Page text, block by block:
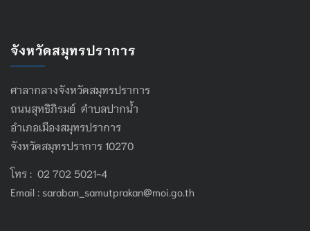
จังหวัดสมุทรปราการ
ศาลากลางจังหวัดสมุทรปราการ
ถนนสุทธิภิรมย์ ตำบลปากน้ำ
อำเภอเมืองสมุทรปราการ
จังหวัดสมุทรปราการ 10270
โทร : 02 702 5021-4
Email : saraban_samutprakan@moi.go.th